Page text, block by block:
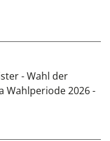
- Wahl der
Wahlperiode 2026 -